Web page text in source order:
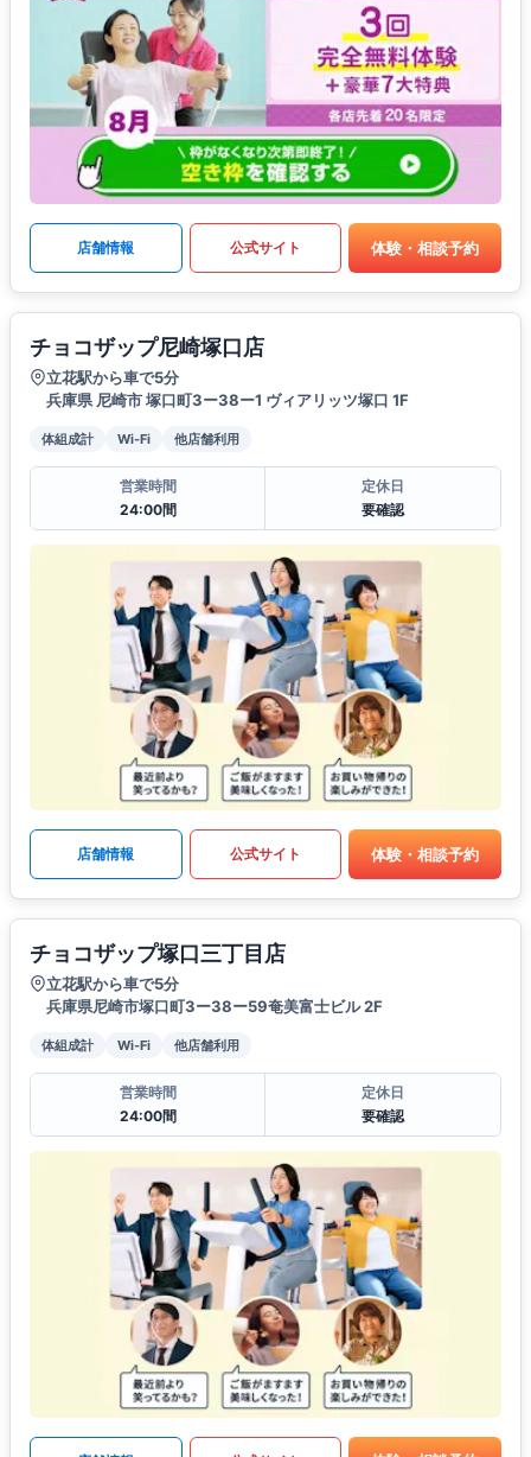
店舗情報 公式サイト 体験・相談予約
チョコザップ尼崎塚口店
立花駅から車で5分
兵庫県 尼崎市 塚口町3ー38ー1 ヴィアリッツ塚口 1F
体組成計 Wi-Fi 他店舗利用
営業時間
24:00間
定休日
要確認
店舗情報 公式サイト 体験・相談予約
チョコザップ塚口三丁目店
立花駅から車で5分
兵庫県尼崎市塚口町3ー38ー59奄美富士ビル 2F
体組成計 Wi-Fi 他店舗利用
営業時間
24:00間
定休日
要確認